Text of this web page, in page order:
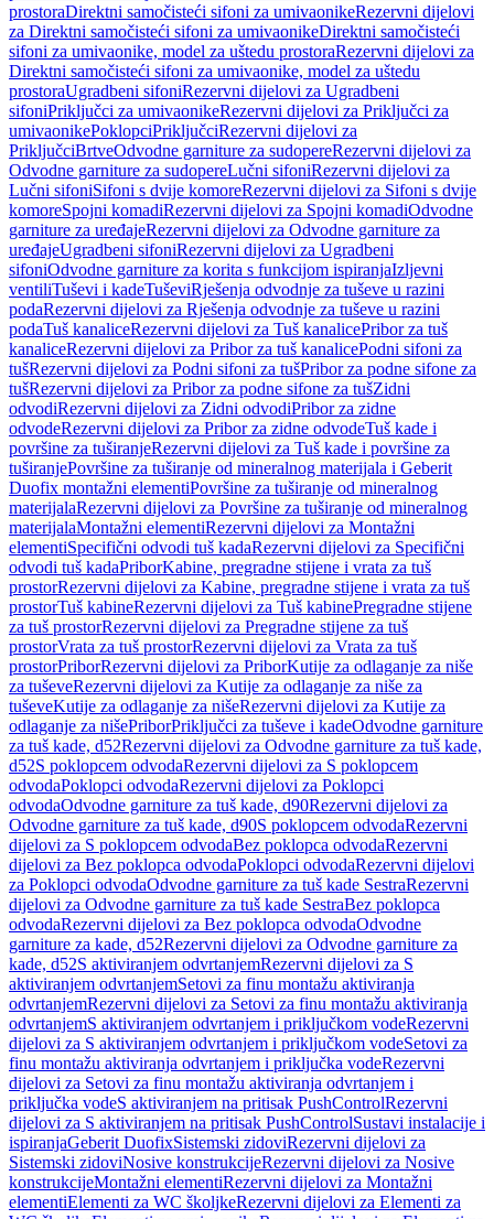
prostoraDirektni samočisteći sifoni za umivaonikeRezervni dijelovi
za Direktni samočisteći sifoni za umivaonikeDirektni samočisteći
sifoni za umivaonike, model za uštedu prostoraRezervni dijelovi za
Direktni samočisteći sifoni za umivaonike, model za uštedu
prostoraUgradbeni sifoniRezervni dijelovi za Ugradbeni
sifoniPriključci za umivaonikeRezervni dijelovi za Priključci za
umivaonikePoklopciPriključciRezervni dijelovi za
PriključciBrtveOdvodne garniture za sudopereRezervni dijelovi za
Odvodne garniture za sudopereLučni sifoniRezervni dijelovi za
Lučni sifoniSifoni s dvije komoreRezervni dijelovi za Sifoni s dvije
komoreSpojni komadiRezervni dijelovi za Spojni komadiOdvodne
garniture za uređajeRezervni dijelovi za Odvodne garniture za
uređajeUgradbeni sifoniRezervni dijelovi za Ugradbeni
sifoniOdvodne garniture za korita s funkcijom ispiranjaIzljevni
ventiliTuševi i kadeTuševiRješenja odvodnje za tuševe u razini
podaRezervni dijelovi za Rješenja odvodnje za tuševe u razini
podaTuš kanaliceRezervni dijelovi za Tuš kanalicePribor za tuš
kanaliceRezervni dijelovi za Pribor za tuš kanalicePodni sifoni za
tušRezervni dijelovi za Podni sifoni za tušPribor za podne sifone za
tušRezervni dijelovi za Pribor za podne sifone za tušZidni
odvodiRezervni dijelovi za Zidni odvodiPribor za zidne
odvodeRezervni dijelovi za Pribor za zidne odvodeTuš kade i
površine za tuširanjeRezervni dijelovi za Tuš kade i površine za
tuširanjePovršine za tuširanje od mineralnog materijala i Geberit
Duofix montažni elementiPovršine za tuširanje od mineralnog
materijalaRezervni dijelovi za Površine za tuširanje od mineralnog
materijalaMontažni elementiRezervni dijelovi za Montažni
elementiSpecifični odvodi tuš kadaRezervni dijelovi za Specifični
odvodi tuš kadaPriborKabine, pregradne stijene i vrata za tuš
prostorRezervni dijelovi za Kabine, pregradne stijene i vrata za tuš
prostorTuš kabineRezervni dijelovi za Tuš kabinePregradne stijene
za tuš prostorRezervni dijelovi za Pregradne stijene za tuš
prostorVrata za tuš prostorRezervni dijelovi za Vrata za tuš
prostorPriborRezervni dijelovi za PriborKutije za odlaganje za niše
za tuševeRezervni dijelovi za Kutije za odlaganje za niše za
tuševeKutije za odlaganje za nišeRezervni dijelovi za Kutije za
odlaganje za nišePriborPriključci za tuševe i kadeOdvodne garniture
za tuš kade, d52Rezervni dijelovi za Odvodne garniture za tuš kade,
d52S poklopcem odvodaRezervni dijelovi za S poklopcem
odvodaPoklopci odvodaRezervni dijelovi za Poklopci
odvodaOdvodne garniture za tuš kade, d90Rezervni dijelovi za
Odvodne garniture za tuš kade, d90S poklopcem odvodaRezervni
dijelovi za S poklopcem odvodaBez poklopca odvodaRezervni
dijelovi za Bez poklopca odvodaPoklopci odvodaRezervni dijelovi
za Poklopci odvodaOdvodne garniture za tuš kade SestraRezervni
dijelovi za Odvodne garniture za tuš kade SestraBez poklopca
odvodaRezervni dijelovi za Bez poklopca odvodaOdvodne
garniture za kade, d52Rezervni dijelovi za Odvodne garniture za
kade, d52S aktiviranjem odvrtanjemRezervni dijelovi za S
aktiviranjem odvrtanjemSetovi za finu montažu aktiviranja
odvrtanjemRezervni dijelovi za Setovi za finu montažu aktiviranja
odvrtanjemS aktiviranjem odvrtanjem i priključkom vodeRezervni
dijelovi za S aktiviranjem odvrtanjem i priključkom vodeSetovi za
finu montažu aktiviranja odvrtanjem i priključka vodeRezervni
dijelovi za Setovi za finu montažu aktiviranja odvrtanjem i
priključka vodeS aktiviranjem na pritisak PushControlRezervni
dijelovi za S aktiviranjem na pritisak PushControlSustavi instalacije i
ispiranjaGeberit DuofixSistemski zidoviRezervni dijelovi za
Sistemski zidoviNosive konstrukcijeRezervni dijelovi za Nosive
konstrukcijeMontažni elementiRezervni dijelovi za Montažni
elementiElementi za WC školjkeRezervni dijelovi za Elementi za